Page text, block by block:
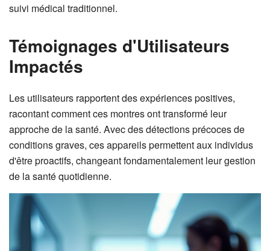
suivi médical traditionnel.
Témoignages d'Utilisateurs
Impactés
Les utilisateurs rapportent des expériences positives,
racontant comment ces montres ont transformé leur
approche de la santé. Avec des détections précoces de
conditions graves, ces appareils permettent aux individus
d'être proactifs, changeant fondamentalement leur gestion
de la santé quotidienne.